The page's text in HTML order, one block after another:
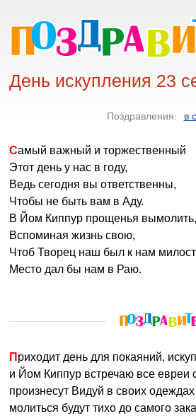
День искупления 23
Поздравления: в
Самый важный и торжественный
Этот день у нас в году,
Ведь сегодня вы ответственны,
Чтобы не быть вам в Аду.
В Йом Киппур прощенья вымолить,
Вспоминая жизнь свою,
Чтоб Творец наш был к нам
Место дал бы нам в Раю.
Приходит день для покаяний,
и Йом Киппур встречаю все евреи
произнесут Видуй в своих
молиться будут тихо до самого